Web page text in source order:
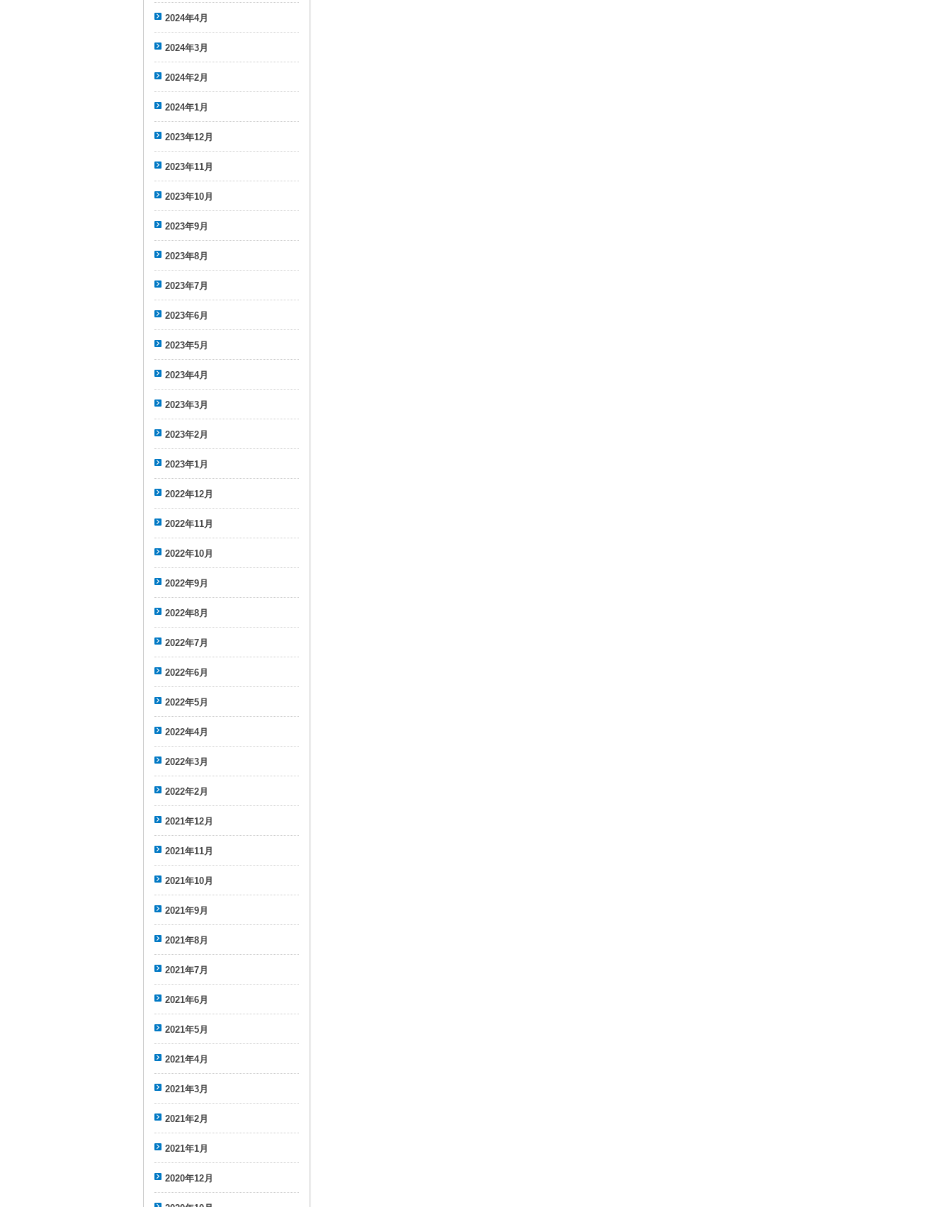
2024年4月
2024年3月
2024年2月
2024年1月
2023年12月
2023年11月
2023年10月
2023年9月
2023年8月
2023年7月
2023年6月
2023年5月
2023年4月
2023年3月
2023年2月
2023年1月
2022年12月
2022年11月
2022年10月
2022年9月
2022年8月
2022年7月
2022年6月
2022年5月
2022年4月
2022年3月
2022年2月
2021年12月
2021年11月
2021年10月
2021年9月
2021年8月
2021年7月
2021年6月
2021年5月
2021年4月
2021年3月
2021年2月
2021年1月
2020年12月